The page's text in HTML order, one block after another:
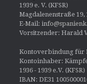
1939 e. V. (KFSR)
Magdalenenstraße 19,
E-Mail:
Vorsitzender: Harald
Kontoverbindung für
Kontoinhaber:
1936 - 1939 e.V. (KFSR)
IBAN: DE31